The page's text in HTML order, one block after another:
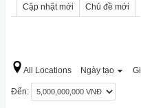
Cập nhật mới Chủ đề mới
All Locations Ngày tạo
Đến: